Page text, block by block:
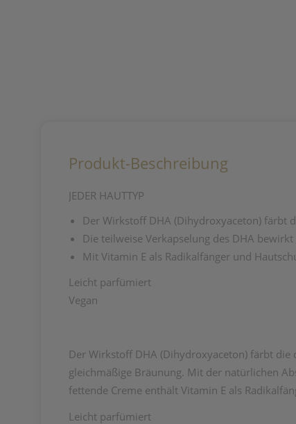
Produkt-Beschreibung
JEDER HAUTTYP
Der Wirkstoff DHA (Dihydroxyaceton) färbt
Die teilweise Verkapselung des DHA
Mit Vitamin E als Radikalfänger und
Leicht parfümiert
Vegan
Der Wirkstoff DHA (Dihydroxyaceton) färbt
gleichmäßige Bräunung. Mit der natürlichen
fettende Creme enthält Vitamin E als
Leicht parfümiert